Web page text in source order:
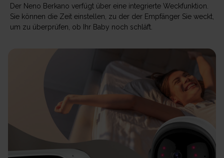
Der Neno Berkano verfügt über eine integrierte Weckfunktion.
Sie können die Zeit einstellen, zu der der Empfänger Sie weckt,
um zu überprüfen, ob Ihr Baby noch schläft.